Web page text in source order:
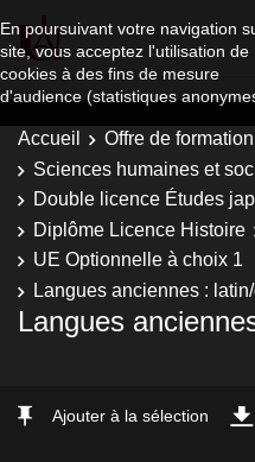
En poursuivant votre navigation
site, vous acceptez l'utilisation de
cookies à des fins de mesure
d'audience (statistiques
Accueil Offre de formation
Sciences humaines et
Double licence Études
Diplôme Licence Histoire
UE Optionnelle à choix 1
Langues anciennes :
Langues
Ajouter à la sélection